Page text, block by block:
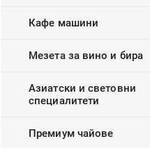
Кафе машини
Мезета за вино и бира
Азиатски и световни
специалитети
Премиум чайове